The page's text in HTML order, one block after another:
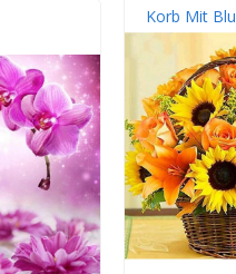
Korb Mit